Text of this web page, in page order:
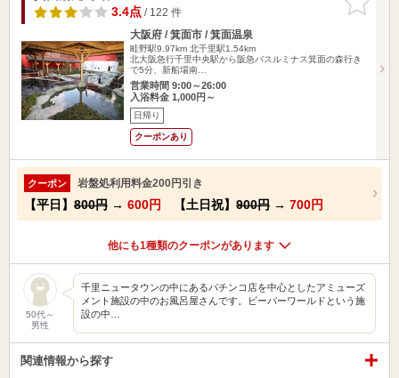
りに追加
3.4点/ 122 件
大阪府 / 箕面市 / 箕面温泉
畦野駅9.97km 北千里駅1.54km
北大阪急行千里中央駅から阪急バスルミナス箕面の森行き
で5分、新船場南…
営業時間 9:00～26:00
入浴料金 1,000円～
日帰り
クーポンあり
クーポン 岩盤処利用料金200円引き
【平日】 800円 → 600円 【土日祝】 900円 → 700円
他にも1種類のクーポンがあります
50代～
男性
千里ニュータウンの中にあるパチンコ店を中心としたアミューズ
メント施設の中のお風呂屋さんです。ビーバーワールドという施
設の中…
関連情報から探す